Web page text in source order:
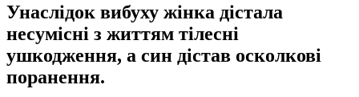
Унаслідок вибуху жінка дістала
несумісні з життям тілесні
ушкодження, а син дістав осколкові
поранення.